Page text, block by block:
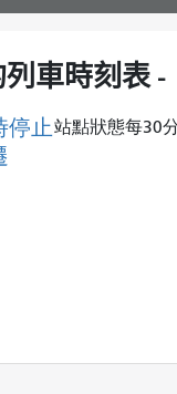
車時刻表 -
停止站點狀態每30